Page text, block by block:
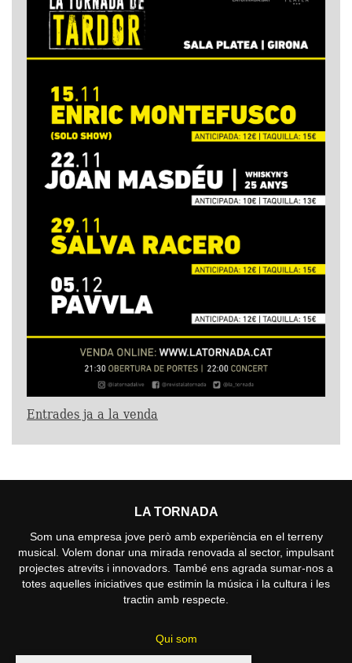
Entrades ja a la venda
LA TORNADA
Som una empresa jove però amb experiència en el terreny
musical. Volem donar una mirada renovada al sector, impulsant
projectes atrevits i innovadors. També ens agrada sumar-nos a
totes aquelles iniciatives que estimin la música i la cultura i les
tractin amb respecte.
Qui som